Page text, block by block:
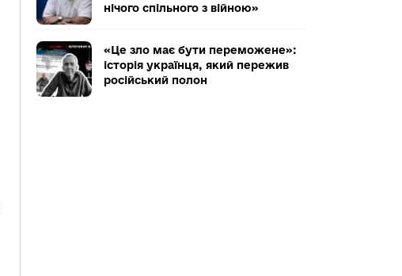
нічого спільного з війною»
«Це зло має бути переможене»:
історія українця, який пережив
російський полон